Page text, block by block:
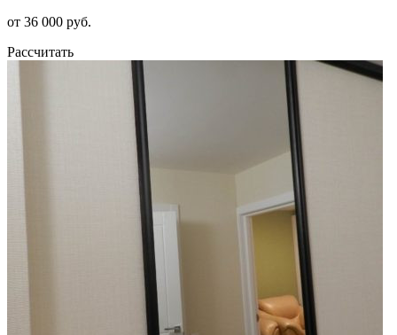
от 36 000 руб.
Рассчитать